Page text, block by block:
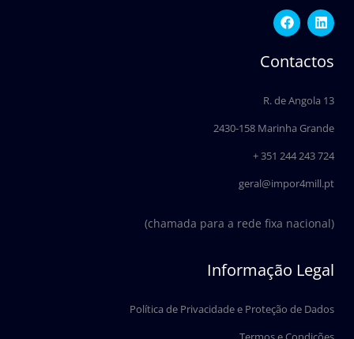
F
a
c
e
b
o
k
L
i
n
k
e
i
n
Contactos
R. de Angola 13
2430-158 Marinha Grande
+ 351 244 243 724
geral@impor4mill.pt
(chamada para a rede fixa nacional)
Informação Legal
Política de Privacidade e Proteção de Dados